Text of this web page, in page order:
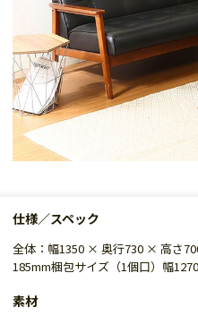
仕様／スペック
全体：幅1350 × 奥行730 × 高さ
185mm梱包サイズ（1個口）幅
素材